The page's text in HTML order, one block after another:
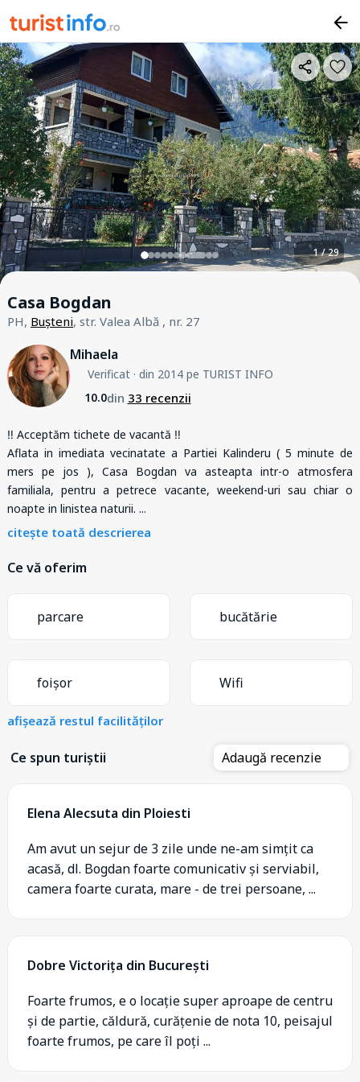
1 / 29
Casa Bogdan
PH, Bușteni, str. Valea Albă , nr. 27
Mihaela
Verificat· din 2014 pe TURIST INFO
10.0din 33 recenzii
‼️ Acceptăm tichete de vacantă ‼️
Aflata in imediata vecinatate a Partiei Kalinderu ( 5 minute de
mers pe jos ), Casa Bogdan va asteapta intr-o atmosfera
familiala, pentru a petrece vacante, weekend-uri sau chiar o
noapte in linistea naturii. ...
citește toată descrierea
Ce vă oferim
parcare bucătărie
foișor Wifi
afișează restul facilităților
Ce spun turiștii Adaugă recenzie
Elena Alecsuta din Ploiesti
Am avut un sejur de 3 zile unde ne-am simțit ca
acasă, dl. Bogdan foarte comunicativ și serviabil,
camera foarte curata, mare - de trei persoane, ...
Dobre Victorița din București
Foarte frumos, e o locație super aproape de centru
și de partie, căldură, curățenie de nota 10, peisajul
foarte frumos, pe care îl poți ...